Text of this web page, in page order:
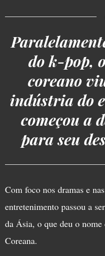
do k-pop,
coreano
indústria do
começou a
para seu
Com foco nos dramas e
entretenimento passou a
da Ásia, o que deu o
Coreana.